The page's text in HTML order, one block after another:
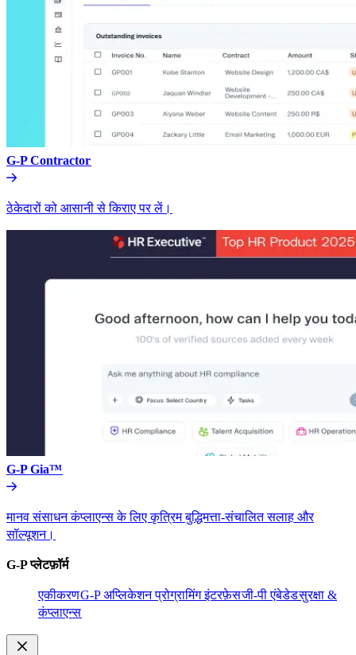
G-P Contractor​​
ठेकेदारों को आसानी से किराए पर लें।​​
G-P Gia™​​
मानव संसाधन कंप्लाएन्स के लिए कृत्रिम बुद्धिमत्ता-संचालित सलाह और
सॉल्यूशन।​​
G-P प्लेटफ़ॉर्म​​
एकीकरण​​G-P अप्लिकेशन प्रोग्रामिंग इंटरफ़ेस​​जी-पी एंबेडेड​​सुरक्षा &
कंप्लाएन्स​​